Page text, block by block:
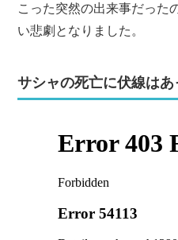
こった突然の出来事だった
い悲劇となりました。
サシャの死亡に伏線はあ